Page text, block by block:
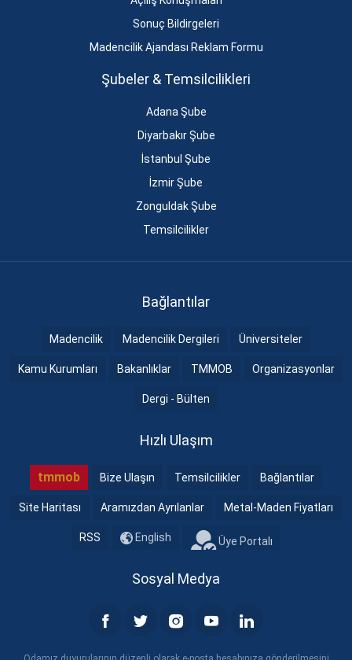
Sonuç Bildirgeleri
Madencilik Ajandası Reklam Formu
Şubeler & Temsilcilikleri
Adana Şube
Diyarbakır Şube
İstanbul Şube
İzmir Şube
Zonguldak Şube
Temsilcilikler
Bağlantılar
Madencilik Madencilik Dergileri Üniversiteler
Kamu Kurumları Bakanlıklar TMMOB Organizasyonlar
Dergi - Bülten
Hızlı Ulaşım
tmmob Bize Ulaşın Temsilcilikler Bağlantılar
Site Haritası Aramızdan Ayrılanlar Metal-Maden Fiyatları
RSS English Üye Portalı
Sosyal Medya